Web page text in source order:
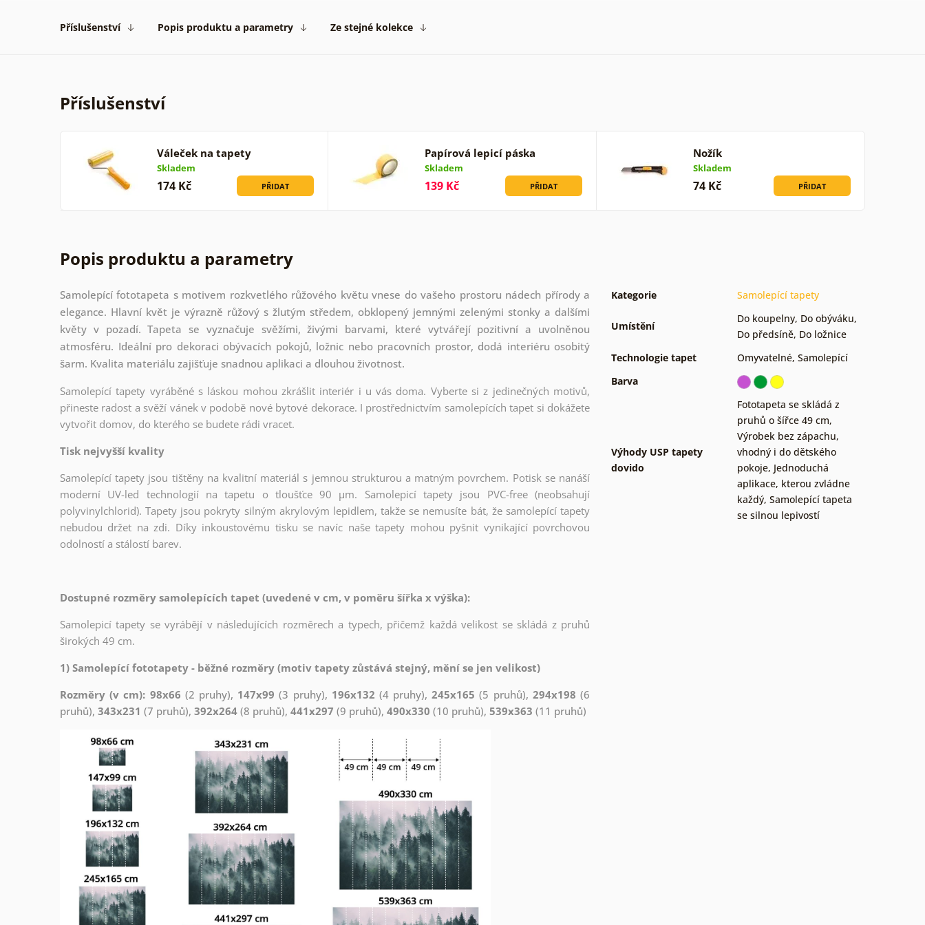
Příslušenství Popis produktu a parametry Ze stejné kolekce
Příslušenství
Váleček na tapety
Skladem
174 Kč PŘIDAT
Papírová lepicí páska
Skladem
139 Kč PŘIDAT
Nožík
Skladem
74 Kč PŘIDAT
Popis produktu a parametry
Samolepící fototapeta s motivem rozkvetlého růžového květu vnese do vašeho prostoru nádech přírody a
elegance. Hlavní květ je výrazně růžový s žlutým středem, obklopený jemnými zelenými stonky a dalšími
květy v pozadí. Tapeta se vyznačuje svěžími, živými barvami, které vytvářejí pozitivní a uvolněnou
atmosféru. Ideální pro dekoraci obývacích pokojů, ložnic nebo pracovních prostor, dodá interiéru osobitý
šarm. Kvalita materiálu zajišťuje snadnou aplikaci a dlouhou životnost.
Samolepící tapety vyráběné s láskou mohou zkrášlit interiér i u vás doma. Vyberte si z jedinečných motivů,
přineste radost a svěží vánek v podobě nové bytové dekorace. I prostřednictvím samolepících tapet si dokážete
vytvořit domov, do kterého se budete rádi vracet.
Tisk nejvyšší kvality
Samolepící tapety jsou tištěny na kvalitní materiál s jemnou strukturou a matným povrchem. Potisk se nanáší
moderní UV-led technologií na tapetu o tloušťce 90 µm. Samolepicí tapety jsou PVC-free (neobsahují
polyvinylchlorid). Tapety jsou pokryty silným akrylovým lepidlem, takže se nemusíte bát, že samolepící tapety
nebudou držet na zdi. Díky inkoustovému tisku se navíc naše tapety mohou pyšnit vynikající povrchovou
odolností a stálostí barev.
Dostupné rozměry samolepících tapet (uvedené v cm, v poměru šířka x výška):
Samolepicí tapety se vyrábějí v následujících rozměrech a typech, přičemž každá velikost se skládá z pruhů
širokých 49 cm.
1) Samolepící fototapety - běžné rozměry (motiv tapety zůstává stejný, mění se jen velikost)
Rozměry (v cm): 98x66 (2 pruhy), 147x99 (3 pruhy), 196x132 (4 pruhy),245x165 (5 pruhů), 294x198 (6
pruhů), 343x231 (7 pruhů), 392x264 (8 pruhů), 441x297 (9 pruhů), 490x330 (10 pruhů), 539x363 (11 pruhů)
Kategorie Samolepící tapety
Umístění
Do koupelny, Do obýváku,
Do předsíně, Do ložnice
Technologie tapet
Omyvatelné, Samolepící
Barva
Výhody USP tapety
dovido
Fototapeta se skládá z
pruhů o šířce 49 cm,
Výrobek bez zápachu,
vhodný i do dětského
pokoje, Jednoduchá
aplikace, kterou zvládne
každý, Samolepící tapeta
se silnou lepivostí